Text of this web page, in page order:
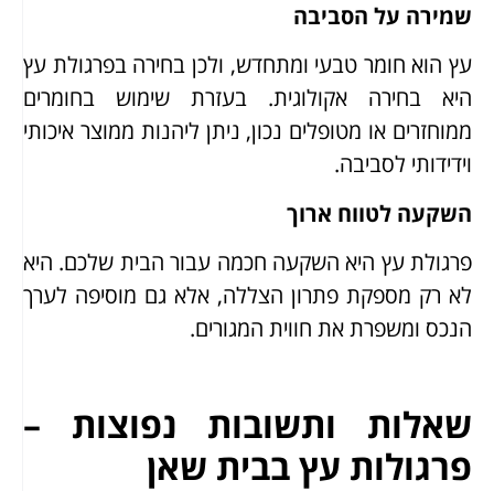
שמירה על הסביבה
עץ הוא חומר טבעי ומתחדש, ולכן בחירה בפרגולת עץ
היא בחירה אקולוגית. בעזרת שימוש בחומרים
ממוחזרים או מטופלים נכון, ניתן ליהנות ממוצר איכותי
וידידותי לסביבה.
השקעה לטווח ארוך
פרגולת עץ היא השקעה חכמה עבור הבית שלכם. היא
לא רק מספקת פתרון הצללה, אלא גם מוסיפה לערך
הנכס ומשפרת את חווית המגורים.
שאלות ותשובות נפוצות –
פרגולות עץ בבית שאן